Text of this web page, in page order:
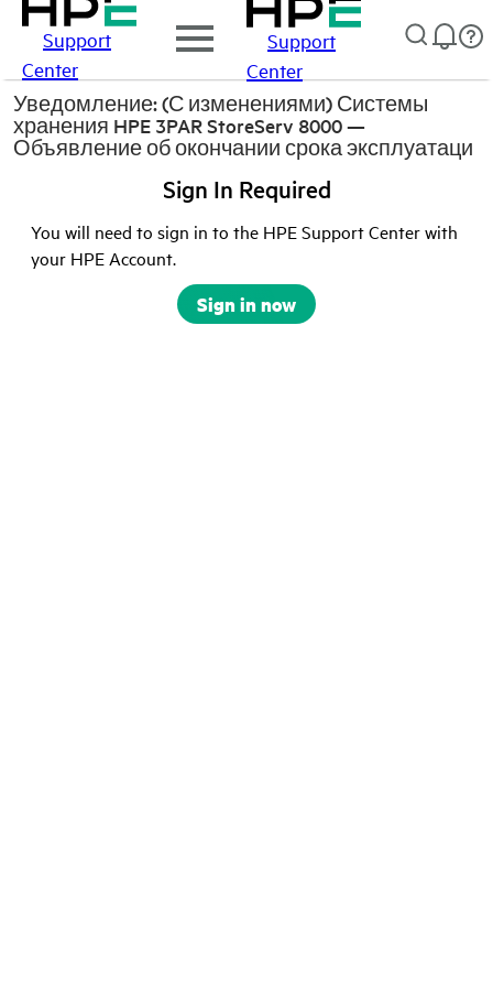
Support
Center
Support
Center
Уведомление: (С изменениями) Системы
хранения HPE 3PAR StoreServ 8000 —
Объявление об окончании срока эксплуатаци
Sign In Required
You will need to sign in to the HPE Support Center with
your HPE Account.
Sign in now